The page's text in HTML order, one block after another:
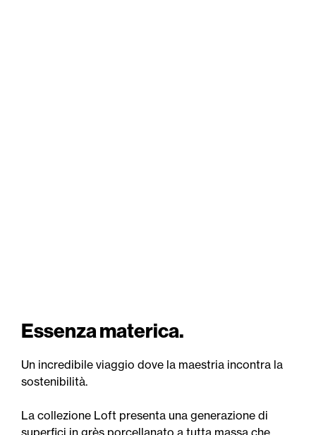
Essenza materica.
Un incredibile viaggio dove la maestria incontra la
sostenibilità.
La collezione Loft presenta una generazione di
superfici in grès porcellanato a tutta massa che